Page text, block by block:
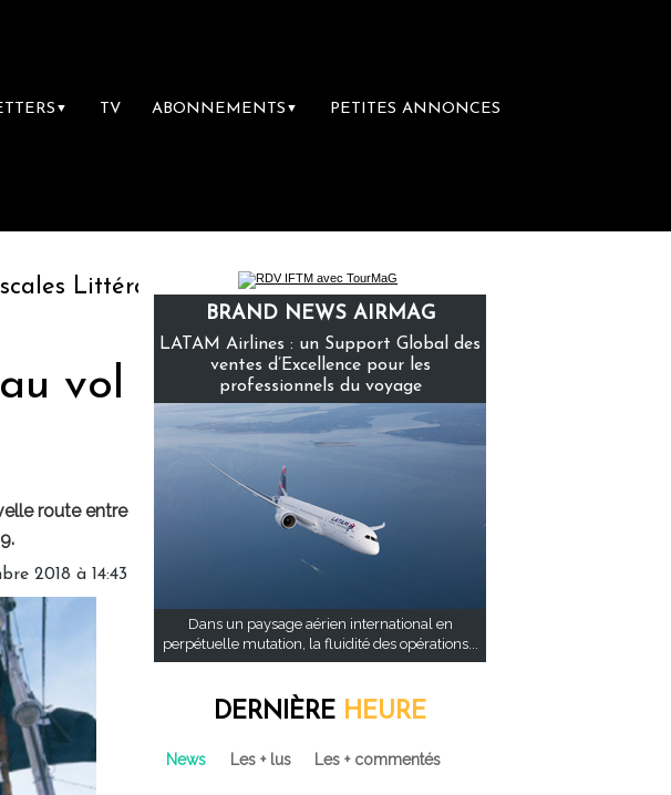
▼ TV ABONNEMENTS ▼ PETITES ANNONCES
la première librairie du voyage
vol
route entre
2018 à 14:43
BRAND NEWS AIRMAG
LATAM Airlines : un Support Global des
ventes d’Excellence pour les
professionnels du voyage
Dans un paysage aérien international en
perpétuelle mutation, la fluidité des opérations...
DERNIÈRE HEURE
News Les + lus Les + commentés